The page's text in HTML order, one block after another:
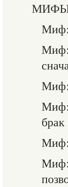
МИФЫ
Миф:
Миф:
Миф:
Миф:
брак
Миф:
Миф: